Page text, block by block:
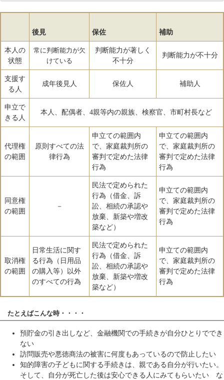
後見 保佐 補助
本人の
状態
常に判断能力が欠
けている
判断能力が著しく
不十分
判断能力が不十分
支援す
る人
成年後見人 保佐人 補助人
申立で
きる人
本人、配偶者、4親等内の親族、検察官、市町村長など
代理権
の範囲
原則すべての法
律行為
申立ての範囲内
で、家庭裁判所の
審判で定めた法律
行為
申立ての範囲内
で、家庭裁判所の
審判で定めた法律
行為
同意権
の範囲
－
民法で定められた
行為（借金、訴
訟、相続の承認や
放棄、新築や増改
築など）
申立ての範囲内
で、家庭裁判所の
審判で定めた法律
行為
取消権
の範囲
日常生活に関す
る行為（日用品
の購入等）以外
のすべての行為
民法で定められた
行為（借金、訴
訟、相続の承認や
放棄、新築や増改
築など）
申立ての範囲内
で、家庭裁判所の
審判で定めた法律
行為
たとえばこんな時・・・・
預貯金の引き出しなど、金融機関での手続きが自分ひとりででき
ない
訪問販売や悪徳商法の被害に何度もあっているので防止したい
知的障害の子どもに関する手続きは、親である自分が行いたい。
そして、自分が死亡した後は安心できる人にみてもらいたい な